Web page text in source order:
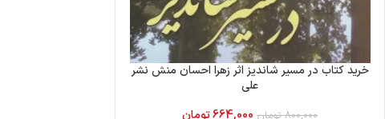
خرید کتاب در مسیر شاندیز اثر زهرا احسان منش نشر
علی
800,000 تومان 664,000تومان